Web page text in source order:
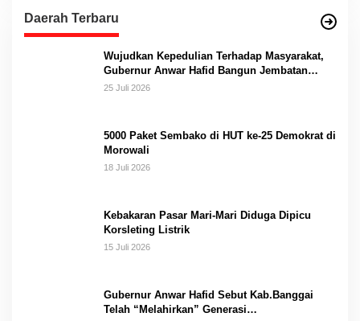
Daerah Terbaru
Wujudkan Kepedulian Terhadap Masyarakat,
Gubernur Anwar Hafid Bangun Jembatan
Gantung Masungkang dengan Dana Pribadi
25 Juli 2026
5000 Paket Sembako di HUT ke-25 Demokrat di
Morowali
18 Juli 2026
Kebakaran Pasar Mari-Mari Diduga Dipicu
Korsleting Listrik
15 Juli 2026
Gubernur Anwar Hafid Sebut Kab.Banggai
Telah “Melahirkan” Generasi…